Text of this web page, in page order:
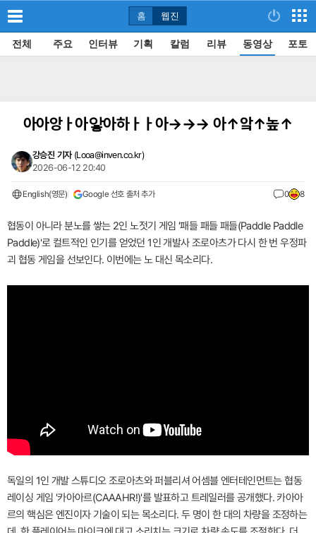
홈 웹진
전체 주요 인터뷰 기획 칼럼 리뷰 동영상 포토
아아앙ㅏ아앟아하ㅏㅏ아→→→ 아↑앜↑높↑
강승진 기자 (Looa@inven.co.kr)
2026-06-12 20:40
English(영문) Google 선호 출처 추가 0 8
협동이 아니라 분노를 쌓는 2인 노젓기 게임 '패들 패들 패들(Paddle Paddle
Paddle)'로 컬트적인 인기를 얻었던 1인 개발사 조로아츠가 다시 한 번 우정파
괴 협동 게임을 선보인다. 이번에는 노 대신 목소리다.
독일의 1인 개발 스튜디오 조로아츠와 퍼블리셔 어셈블 엔터테인먼트는 협동
레이싱 게임 '카아아르(CAAAHR!)'를 발표하고 트레일러를 공개했다. 카아아
르의 핵심은 엔진이자 기술이 되는 목소리다. 두 명이 한 대의 차량을 조정하는